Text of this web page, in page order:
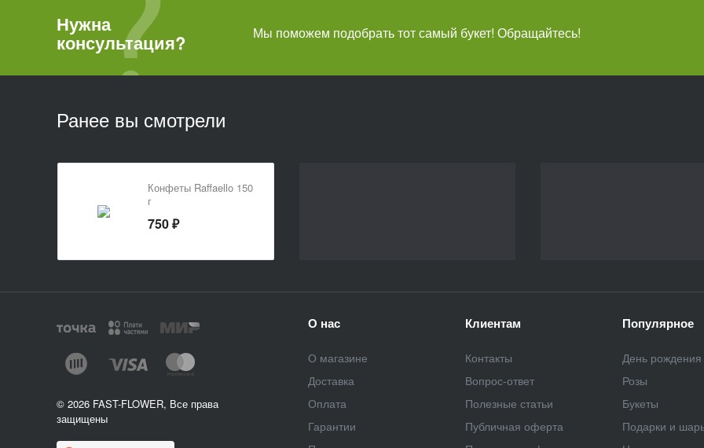
Нужна
консультация? Мы поможем подобрать тот самый букет! Обращайтесь!
Ранее вы смотрели
Конфеты Raffaello 150
г
750 ₽
© 2026 FAST-FLOWER, Все права
защищены
О нас
О магазине
Доставка
Оплата
Гарантии
Клиентам
Контакты
Вопрос-ответ
Полезные статьи
Публичная оферта
Популярное
День рождения
Розы
Букеты
Подарки и